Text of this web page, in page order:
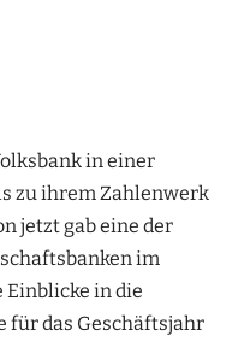
in einer
zu ihrem Zahlenwerk
jetzt gab eine der
im
Einblicke in die
für das Geschäftsjahr